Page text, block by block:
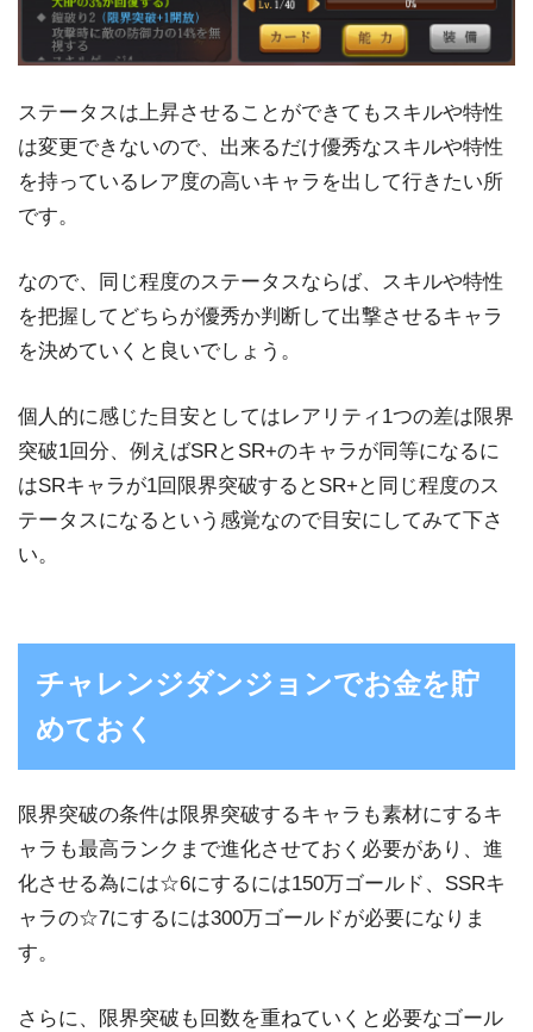
ステータスは上昇させることができてもスキルや特性
は変更できないので、出来るだけ優秀なスキルや特性
を持っているレア度の高いキャラを出して行きたい所
です。
なので、同じ程度のステータスならば、スキルや特性
を把握してどちらが優秀か判断して出撃させるキャラ
を決めていくと良いでしょう。
個人的に感じた目安としてはレアリティ1つの差は限界
突破1回分、例えばSRとSR+のキャラが同等になるに
はSRキャラが1回限界突破するとSR+と同じ程度のス
テータスになるという感覚なので目安にしてみて下さ
い。
チャレンジダンジョンでお金を貯
めておく
限界突破の条件は限界突破するキャラも素材にするキ
ャラも最高ランクまで進化させておく必要があり、進
化させる為には☆6にするには150万ゴールド、SSRキ
ャラの☆7にするには300万ゴールドが必要になりま
す。
さらに、限界突破も回数を重ねていくと必要なゴール